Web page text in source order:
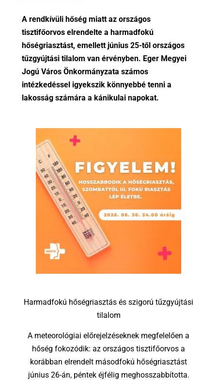
A rendkívüli hőség miatt az országos
tisztifőorvos elrendelte a harmadfokú
hőségriasztást, emellett június 25-től országos
tűzgyújtási tilalom van érvényben. Eger Megyei
Jogú Város Önkormányzata számos
intézkedéssel igyekszik könnyebbé tenni a
lakosság számára a kánikulai napokat.
Harmadfokú hőségriasztás és szigorú tűzgyújtási
tilalom
A meteorológiai előrejelzéseknek megfelelően a
hőség fokozódik: az országos tisztifőorvos a
korábban elrendelt másodfokú hőségriasztást
június 26-án, péntek éjfélig meghosszabbította.